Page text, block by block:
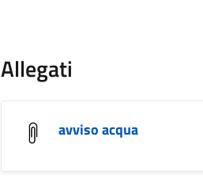
Allegati
avviso acqua